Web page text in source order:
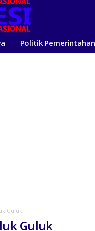
Politik Pemerintahan
Guluk
Guluk